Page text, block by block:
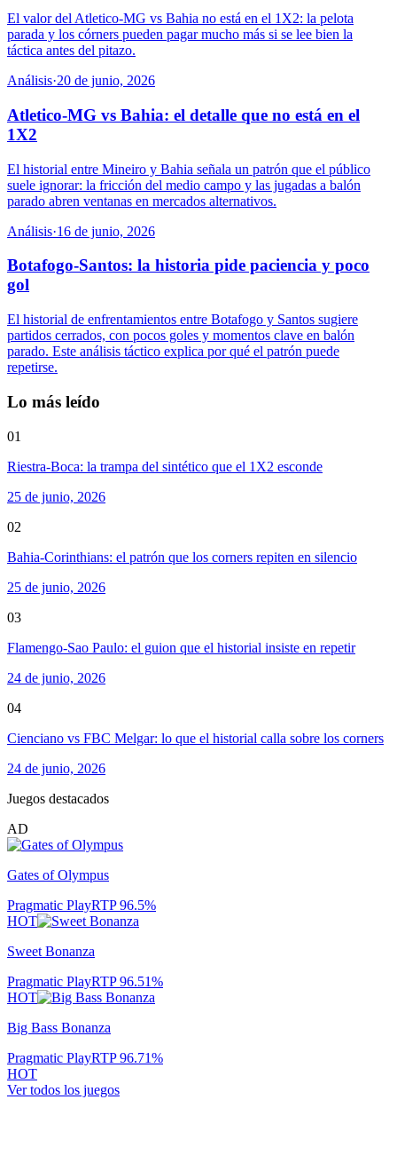
El valor del Atletico-MG vs Bahia no está en el 1X2: la pelota
parada y los córners pueden pagar mucho más si se lee bien la
táctica antes del pitazo.
Análisis·20 de junio, 2026
Atletico-MG vs Bahia: el detalle que no está en el
1X2
El historial entre Mineiro y Bahia señala un patrón que el público
suele ignorar: la fricción del medio campo y las jugadas a balón
parado abren ventanas en mercados alternativos.
Análisis·16 de junio, 2026
Botafogo-Santos: la historia pide paciencia y poco
gol
El historial de enfrentamientos entre Botafogo y Santos sugiere
partidos cerrados, con pocos goles y momentos clave en balón
parado. Este análisis táctico explica por qué el patrón puede
repetirse.
Lo más leído
01
Riestra-Boca: la trampa del sintético que el 1X2 esconde
25 de junio, 2026
02
Bahia-Corinthians: el patrón que los corners repiten en silencio
25 de junio, 2026
03
Flamengo-Sao Paulo: el guion que el historial insiste en repetir
24 de junio, 2026
04
Cienciano vs FBC Melgar: lo que el historial calla sobre los corners
24 de junio, 2026
Juegos destacados
AD
Gates of Olympus
Pragmatic PlayRTP96.5%
HOT
Sweet Bonanza
Pragmatic PlayRTP96.51%
HOT
Big Bass Bonanza
Pragmatic PlayRTP96.71%
HOT
Ver todos los juegos